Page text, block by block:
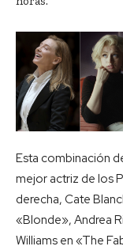
Esta combinación
mejor actriz de los
derecha, Cate
«Blonde», Andrea
Williams en «The